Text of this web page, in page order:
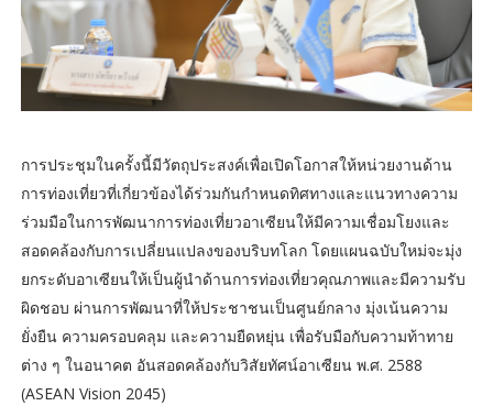
การประชุมในครั้งนี้มีวัตถุประสงค์เพื่อเปิดโอกาสให้หน่วยงานด้าน
การท่องเที่ยวที่เกี่ยวข้องได้ร่วมกันกำหนดทิศทางและแนวทางความ
ร่วมมือในการพัฒนาการท่องเที่ยวอาเซียนให้มีความเชื่อมโยงและ
สอดคล้องกับการเปลี่ยนแปลงของบริบทโลก โดยแผนฉบับใหม่จะมุ่ง
ยกระดับอาเซียนให้เป็นผู้นำด้านการท่องเที่ยวคุณภาพและมีความรับ
ผิดชอบ ผ่านการพัฒนาที่ให้ประชาชนเป็นศูนย์กลาง มุ่งเน้นความ
ยั่งยืน ความครอบคลุม และความยืดหยุ่น เพื่อรับมือกับความท้าทาย
ต่าง ๆ ในอนาคต อันสอดคล้องกับวิสัยทัศน์อาเซียน พ.ศ. 2588
(ASEAN Vision 2045)